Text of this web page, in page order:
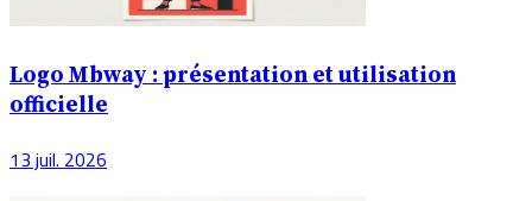
Logo Mbway : présentation et utilisation
officielle
13 juil. 2026